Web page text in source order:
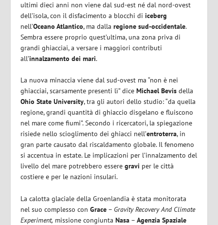
ultimi dieci anni non viene dal sud-est né dal nord-ovest
dell’isola, con il disfacimento a blocchi diiceberg
nell’Oceano Atlantico, ma dallaregione sud-occidentale.
Sembra essere proprio quest’ultima, una zona priva di
grandi ghiacciai, a versare i maggiori contributi
all’innalzamento dei mari.
La nuova minaccia viene dal sud-ovest ma “non è nei
ghiacciai, scarsamente presenti lì” diceMichael Bevis della
Ohio State University, tra gli autori dello studio: “da quella
regione, grandi quantità di ghiaccio disgelano e fluiscono
nel mare come fiumi”‎. Secondo i ricercatori, la spiegazione
risiede nello scioglimento dei ghiacci nell’entroterra, in
gran parte causato dal riscaldamento globale. Il fenomeno
si accentua in estate. Le implicazioni per l’innalzamento del
livello del mare potrebbero esseregravi ‎per le città
costiere e per le nazioni insulari.‎
La calotta glaciale della Groenlandia è stata monitorata
nel suo complesso conGrace – Gravity Recovery And Climate
Experiment, missione congiuntaNasa –Agenzia Spaziale